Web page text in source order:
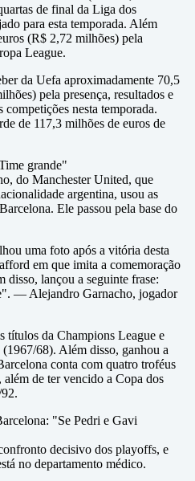
de final da Liga dos
para esta temporada. Além
(R$ 2,72 milhões) pela
League.
da Uefa aproximadamente 70,5
pela presença, resultados e
competições nesta temporada.
de 117,3 milhões de euros de
grande"
do Manchester United, que
argentina, usou as
Ele passou pela base do
uma foto após a vitória desta
em que imita a comemoração
disso, lançou a seguinte frase:
— Alejandro Garnacho, jogador
títulos da Champions League e
68). Além disso, ganhou a
conta com quatro troféus
de ter vencido a Copa dos
"Se Pedri e Gavi
decisivo dos playoffs, e
no departamento médico.